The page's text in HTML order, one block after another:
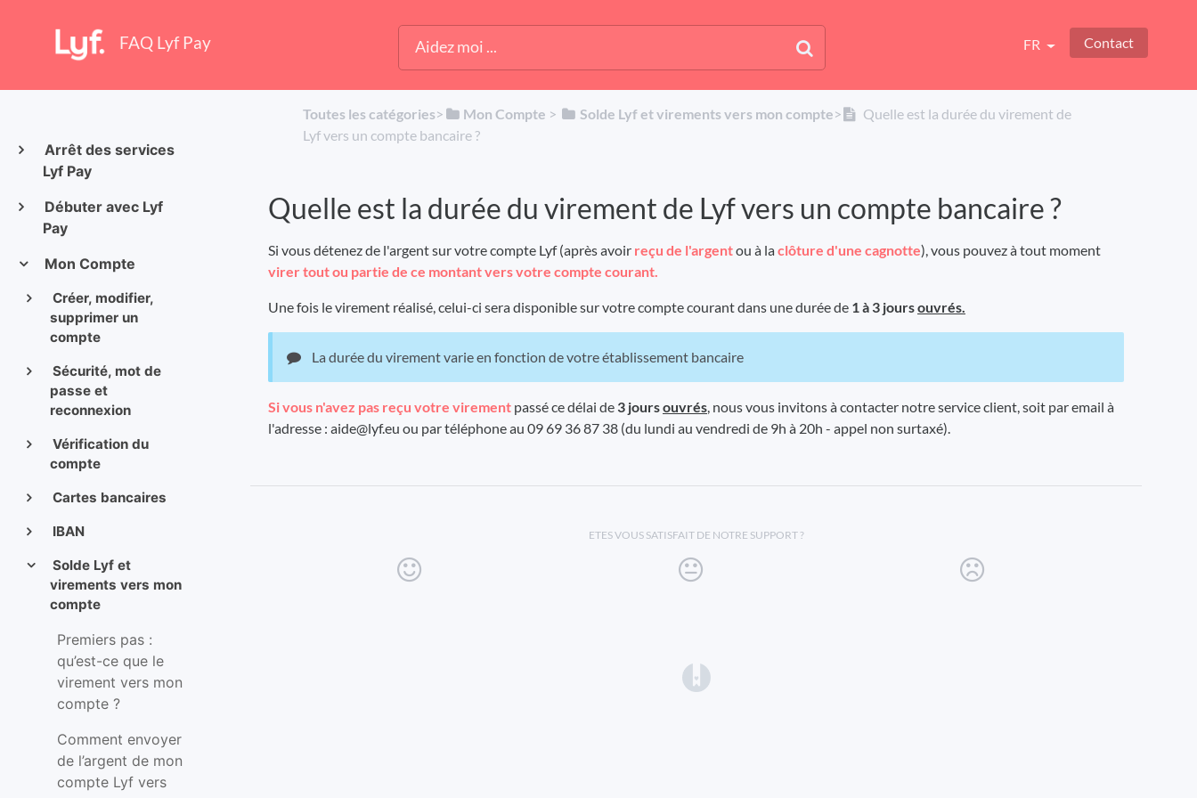
FAQ Lyf Pay FR Contact
Arrêt des services
Lyf Pay
Débuter avec Lyf
Pay
Mon Compte
Créer, modifier,
supprimer un
compte
Sécurité, mot de
passe et
reconnexion
Vérification du
compte
Cartes bancaires
IBAN
Solde Lyf et
virements vers mon
compte
Premiers pas :
qu’est-ce que le
virement vers mon
compte ?
Comment envoyer
de l’argent de mon
compte Lyf vers
Toutes les catégories​>​ ​Mon Compte ​ > ​ ​Solde Lyf et virements vers mon compte​>​
Quelle est la durée du virement de
Lyf vers un compte bancaire ?
Quelle est la durée du virement de Lyf vers un compte bancaire ?
Si vous détenez de l'argent sur votre compte Lyf (après avoir reçu de l'argentou à laclôture d'une cagnotte), vous pouvez à tout moment
virer tout ou partie de ce montant vers votre compte courant.
Une fois le virement réalisé, celui-ci sera disponible sur votre compte courant dans une durée de 1 à 3 joursouvrés.
La durée du virement varie en fonction de votre établissement bancaire
Si vous n'avez pas reçu votre virement passé ce délai de 3 joursouvrés, nous vous invitons à contacter notre service client, soit par email à
l'adresse : aide@lyf.eu ou par téléphone au 09 69 36 87 38 (du lundi au vendredi de 9h à 20h - appel non surtaxé).
ETES VOUS SATISFAIT DE NOTRE SUPPORT ?
(opens in a new tab)